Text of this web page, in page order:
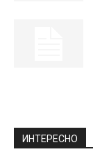
ИНТЕРЕСНО